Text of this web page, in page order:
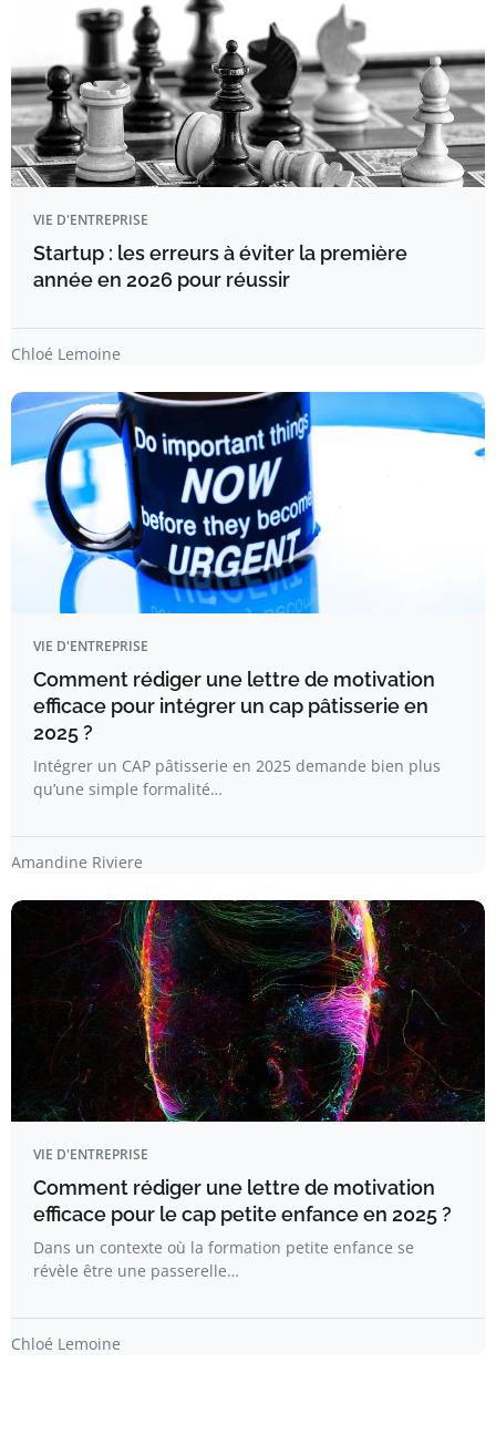
VIE D'ENTREPRISE
Startup : les erreurs à éviter la première
année en 2026 pour réussir
Chloé Lemoine
VIE D'ENTREPRISE
Comment rédiger une lettre de motivation
efficace pour intégrer un cap pâtisserie en
2025 ?
Intégrer un CAP pâtisserie en 2025 demande bien plus
qu’une simple formalité…
Amandine Riviere
VIE D'ENTREPRISE
Comment rédiger une lettre de motivation
efficace pour le cap petite enfance en 2025 ?
Dans un contexte où la formation petite enfance se
révèle être une passerelle…
Chloé Lemoine